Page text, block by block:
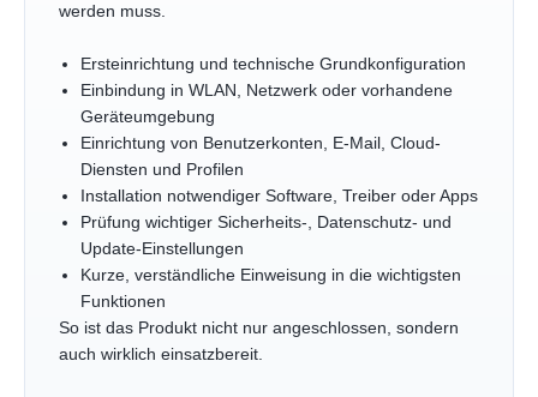
werden muss.
Ersteinrichtung und technische Grundkonfiguration
Einbindung in WLAN, Netzwerk oder vorhandene
Geräteumgebung
Einrichtung von Benutzerkonten, E-Mail, Cloud-
Diensten und Profilen
Installation notwendiger Software, Treiber oder Apps
Prüfung wichtiger Sicherheits-, Datenschutz- und
Update-Einstellungen
Kurze, verständliche Einweisung in die wichtigsten
Funktionen
So ist das Produkt nicht nur angeschlossen, sondern
auch wirklich einsatzbereit.